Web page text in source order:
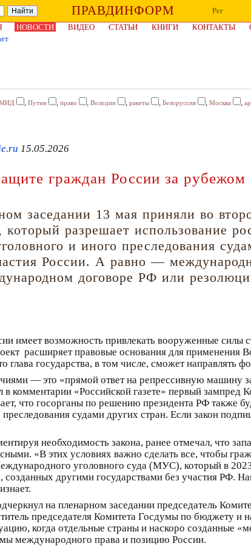
ПРАВДИНФОРМ
Рег
НОВОСТИ ВИДЕО СТАТЬИ КНИГИ КОНТАКТЫ
, Путин , право , Володин , ракеты , Белоруссия , Москва ,
15.05.2026
граждан России за рубежом
заседании 13 мая приняли во
который разрешает использование
и иного преследования
России. А равно —
договоре РФ или
имеет возможность привлекать вооруженные силы
расширяет правовые основания для применения
глава государства, в том числе, сможет
— это «прямой ответ на репрессивную машину
комментарии «Российской газете» первый
что госорганы по решению президента РФ также
судами других стран. Если закон
необходимость закона, ранее отмечал, что
«В этих условиях важно сделать все, чтобы
уголовного суда (МУС), который в
другими государствами без участия РФ.
на пленарном заседании председатель
председателя Комитета Госдумы по бюджету
когда отдельные страны и наскоро созданные
международного права и позицию России.